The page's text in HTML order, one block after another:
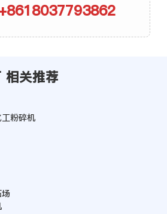
相关推荐
粉碎机